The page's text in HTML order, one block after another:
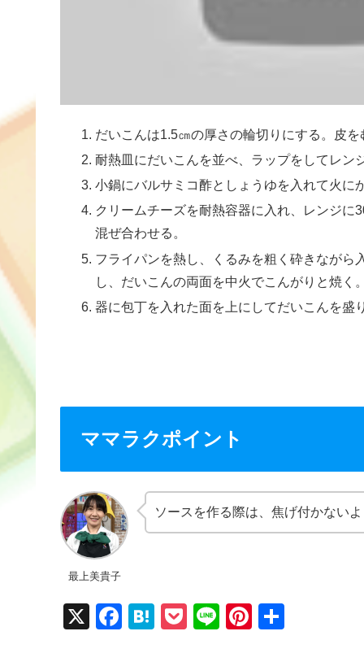
だいこんは1.5㎝の厚さの輪切りにする。皮
耐熱皿にだいこんを並べ、ラップをしてレン
小鍋にバルサミコ酢としょうゆを入れて火に
クリームチーズを耐熱容器に入れ、レンジ
混ぜ合わせる。
フライパンを熱し、くるみを粗く砕きなが
し、だいこんの両面を中火でこんがりと焼く
器に包丁を入れた面を上にしてだいこんを
ママラクポイント
最上美貴子
ソースを作る際は、焦げ付かない
X
F
H
P
Li
Pi